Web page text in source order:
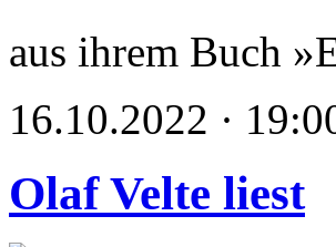
aus ihrem Buch
16.10.2022 ·
Olaf Velte liest